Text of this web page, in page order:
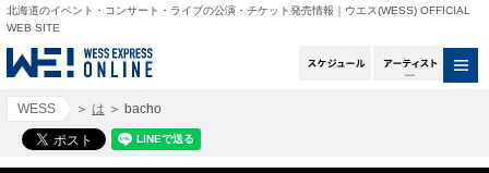
北海道のイベント・コンサート・ライブの公演・チケット発売情報｜ウエス(WESS) OFFICIAL
WEB SITE
スケジュールアー
WESS ＞ は ＞ bacho